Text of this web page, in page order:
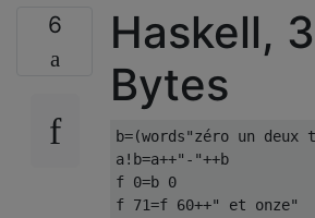
6
Haskell,
Bytes
b=(words"zéro un
a! b=a++"-"++b
f 0=b 0
f 71=f 60++" et onze"